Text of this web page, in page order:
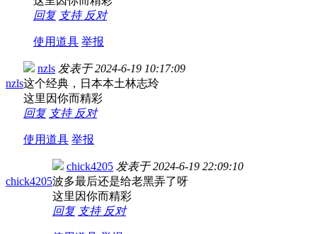
回复 支持 反对
使用道具 举报
nzls
nzls 发表于2024-6-19 10:17:09
这个经典，日本本土林志玲
这里因你而精彩
回复 支持 反对
使用道具 举报
chick4205
chick4205 发表于2024-6-19 22:09:10
波多最后还是给老黑弄了呀
这里因你而精彩
回复 支持 反对